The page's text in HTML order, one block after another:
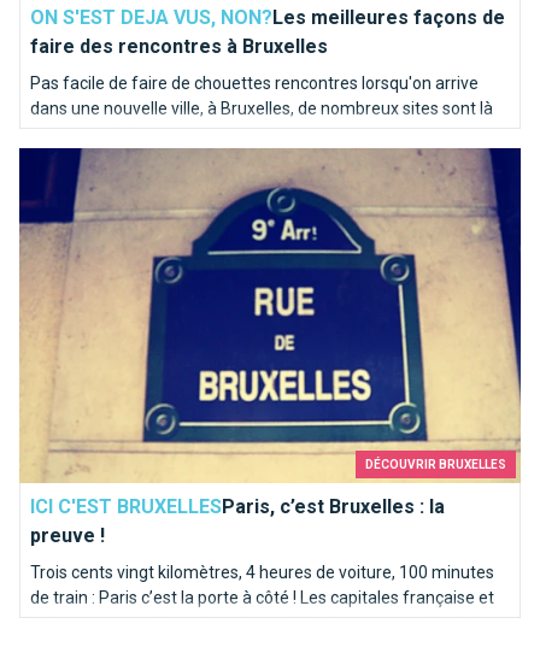
ON S'EST DEJA VUS, NON? Les meilleures façons de
faire des rencontres à Bruxelles
Pas facile de faire de chouettes rencontres lorsqu'on arrive
dans une nouvelle ville, à Bruxelles, de nombreux sites sont là
pour vous aider.
DÉCOUVRIR BRUXELLES
ICI C'EST BRUXELLESParis, c’est Bruxelles : la
preuve !
Trois cents vingt kilomètres, 4 heures de voiture, 100 minutes
de train : Paris c’est la porte à côté ! Les capitales française et
belge partagent bien plus qu’une rivière homonyme. Itinéraire
Paris, c’est Bruxelles : la preuve !